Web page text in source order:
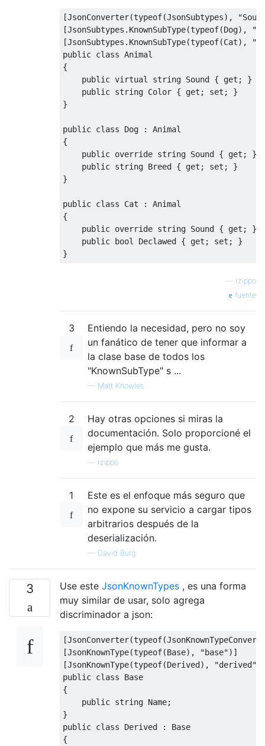
[JsonConverter(typeof(JsonSubtypes),
[JsonSubtypes . KnownSubType(typeof(Dog),
[JsonSubtypes . KnownSubType(typeof(Cat),
public class Animal
{
public virtual string Sound { get ;
}
public string Color { get ; set ;
}
}
public class Dog :
Animal
{
public override string Sound { get ; }
public string Breed { get ; set ;
}
}
public class Cat :
Animal
{
public override string Sound { get ; }
public bool Declawed { get ; set ;
}
}
rzippo
fuente
3
Entiendo la necesidad, pero no soy
un fanático de tener que informar a
la clase base de todos los
"KnownSubType" s ...
— Matt Knowles
2
Hay otras opciones si miras la
documentación. Solo proporcioné el
ejemplo que más me gusta.
rzippo
1
Este es el enfoque más seguro que
no expone su servicio a cargar tipos
arbitrarios después de la
deserialización.
— David Burg
3 Use este JsonKnownTypes , es una forma
muy similar de usar, solo agrega
discriminador a json:
[JsonConverter(typeof(
[JsonKnownType(typeof(Base), "base")]
[JsonKnownType(typeof(Derived), "derived"
public class
Base
{
public string Name;
}
public class Derived :
Base
{